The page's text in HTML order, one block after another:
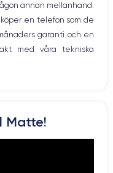
rapide
18W
de SIM
caractéristiques de ce
annan mellanhand.
en telefon som de
garanti och en
med våra tekniska
Matte!